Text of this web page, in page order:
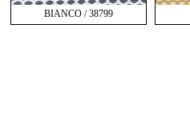
BIANCO / 38799